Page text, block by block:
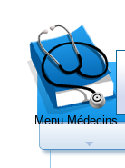
Menu Médecins